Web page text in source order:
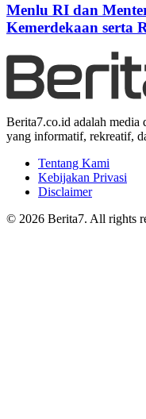
Menlu RI dan
Kemerdekaan serta
Berita7.co.id adalah media
yang informatif, rekreatif,
Tentang Kami
Kebijakan Privasi
Disclaimer
© 2026 Berita7. All rights